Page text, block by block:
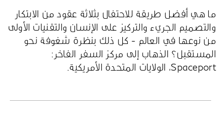
ما هي أفضل طريقة للاحتفال بثلاثة عقود من الابتكار
والتصميم الجريء والتركيز على الإنسان والتقنيات الأولى
من نوعها في العالم - كل ذلك بنظرة شغوفة نحو
المستقبل؟ الذهاب إلى مركز السفر الفاخر:
Spaceport، الولايات المتحدة الأمريكية.